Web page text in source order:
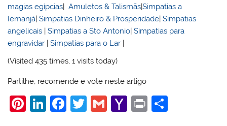
magias egípcias|Amuletos & Talismãs|Simpatias a
Iemanjá|Simpatias Dinheiro & Prosperidade|Simpatias
angelicais |Simpatias a Sto Antonio|Simpatias para
engravidar |Simpatias para o Lar |
(Visited 435 times, 1 visits today)
Partilhe, recomende e vote neste artigo
Pi Li F
T
G
Y
Pr